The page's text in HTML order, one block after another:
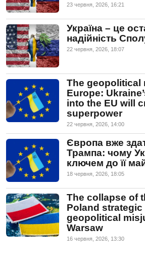
23 червня, 2026, 16:21
Україна – це
надійність
22 червня, 2026, 18:07
The geopolitical
Europe:
into the EU will
superpower
22 червня, 2026, 14:00
Європа вже
Трампа: чому
ключем до її
18 червня, 2026, 18:05
The collapse of
Poland
geopolitical
Warsaw
16 червня, 2026, 13:30